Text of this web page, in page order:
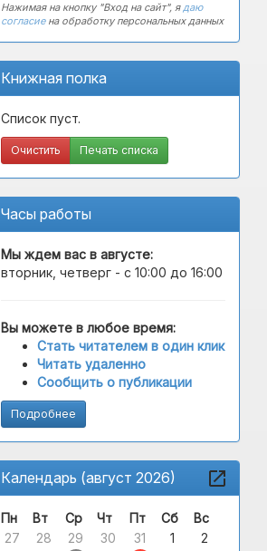
Нажимая на кнопку "Вход на сайт", ядаю
согласиена обработку персональных данных
Книжная полка
Список пуст.
Очистить Печать списка
Часы работы
Мы ждем вас в августе:
вторник, четверг - с 10:00 до 16:00
Вы можете в любое время:
Стать читателем в один клик
Читать удаленно
Сообщить о публикации
Подробнее
Календарь (август 2026)
Пн Вт Ср Чт Пт Сб
Вс
27
28 29 30 31 1
2